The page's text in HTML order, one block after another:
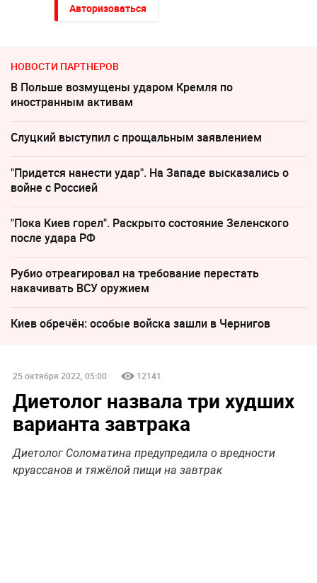
Авторизоваться
НОВОСТИ ПАРТНЕРОВ
В Польше возмущены ударом Кремля по
иностранным активам
Слуцкий выступил с прощальным заявлением
"Придется нанести удар". На Западе высказались о
войне с Россией
"Пока Киев горел". Раскрыто состояние Зеленского
после удара РФ
Рубио отреагировал на требование перестать
накачивать ВСУ оружием
Киев обречён: особые войска зашли в Чернигов
25 октября 2022, 05:00 12141
Диетолог назвала три худших
варианта завтрака
Диетолог Соломатина предупредила о вредности
круассанов и тяжёлой пищи на завтрак